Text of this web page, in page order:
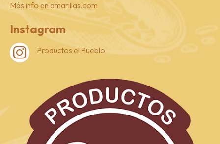
Más info en amarillas.com
Instagram
 Productos el Pueblo